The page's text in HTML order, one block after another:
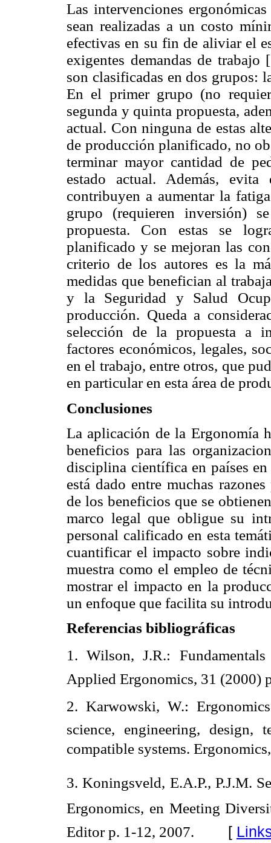
Las intervenciones
sean realizadas a un costo
efectivas en su fin de aliviar el
exigentes demandas de trabajo
son clasificadas en dos grupos:
En el primer grupo (no
segunda y quinta propuesta,
actual. Con ninguna de estas
de producción planificado, no
terminar mayor cantidad de
estado actual. Además,
contribuyen a aumentar la
grupo (requieren inversión)
propuesta. Con estas se
planificado y se mejoran las
criterio de los autores es la
medidas que benefician al
y la Seguridad y Salud
producción. Queda a
selección de la propuesta a
factores económicos, legales,
en el trabajo, entre otros, que
en particular en esta área de
Conclusiones
La aplicación de la Ergonomía
beneficios para las
disciplina científica en países
está dado entre muchas
de los beneficios que se
marco legal que obligue su
personal calificado en esta
cuantificar el impacto sobre
muestra como el empleo de
mostrar el impacto en la
un enfoque que facilita su
Referencias bibliográficas
1. Wilson, J.R.:
Applied Ergonomics, 31 (2000)
2. Karwowski, W.:
science, engineering, design,
compatible systems.
3. Koningsveld, E.A.P., P.J.M.
Ergonomics, en Meeting
Editor p. 1-12, 2007. [